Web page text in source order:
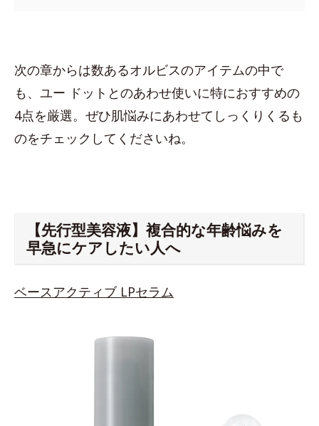
次の章からは数あるオルビスのアイテムの中で
も、ユー ドットとのあわせ使いに特におすすめの
4点を厳選。ぜひ肌悩みにあわせてしっくりくるも
のをチェックしてくださいね。
【先行型美容液】複合的な年齢悩みを
早急にケアしたい人へ
ベースアクティブ LPセラム